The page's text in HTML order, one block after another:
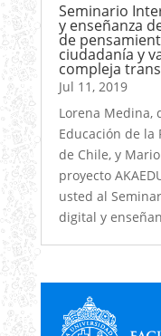
Seminario
y enseñanza
de
ciudadanía y
compleja
Jul 11, 2019
Lorena Medina,
Educación de la
de Chile, y
proyecto
usted al
digital y